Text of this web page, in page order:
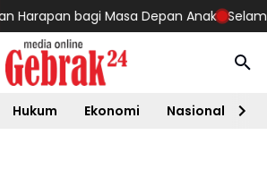
bagi Masa Depan Anak Selamat
Hukum Ekonomi Nasional